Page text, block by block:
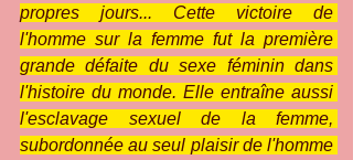
propres jours... Cette victoire de
l'homme sur la femme fut la première
grande défaite du sexe féminin dans
l'histoire du monde. Elle entraîne aussi
l'esclavage sexuel de la femme,
subordonnée au seul plaisir de l'homme